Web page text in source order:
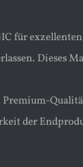
für
Dieses
der